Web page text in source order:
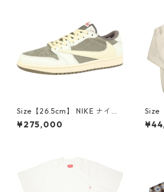
Size【26.5cm】 NIKE ナイキ
×Travis Scott AIR JORDAN 1
LOW Reverse Mocha DM786
¥275,000
Size
プリ